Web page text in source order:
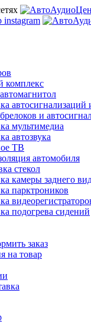
комплекс
автосигнализаций
и
мультимедиа
автозвука
ТВ
автомобиля
стекол
камеры заднего
парктроников
подогрева сидений
заказ
на товар